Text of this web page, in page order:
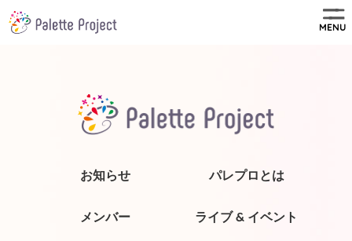
MENU
お知らせ パレプロとは
メンバー ライブ & イベント